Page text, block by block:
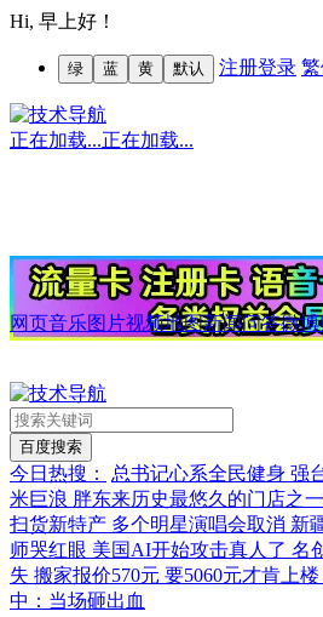
Hi, 早上好！
绿 蓝 黄 默认 注册登录
正在加载...正在加载...
网页音乐图片视频地图新闻问答微博
今日热搜： 总书记心系全民健身 强
米巨浪 胖东来历史最悠久的门店之
扫货新特产 多个明星演唱会取消 新
师哭红眼 美国AI开始攻击真人了 名
失 搬家报价570元 要5060元才肯上楼
中：当场砸出血